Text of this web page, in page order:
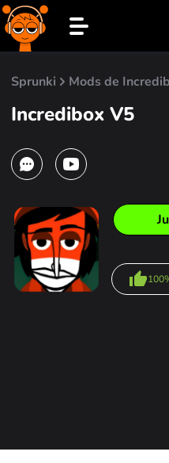
Sprunki Mods de
Incredibox V5